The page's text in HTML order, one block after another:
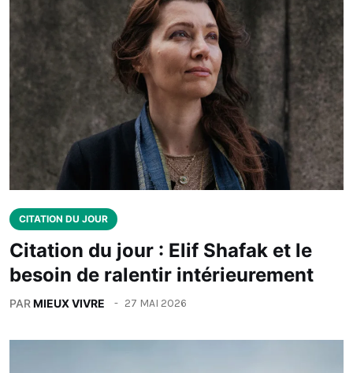
CITATION DU JOUR
Citation du jour : Elif Shafak et le
besoin de ralentir intérieurement
PARMIEUX VIVRE 27 MAI 2026